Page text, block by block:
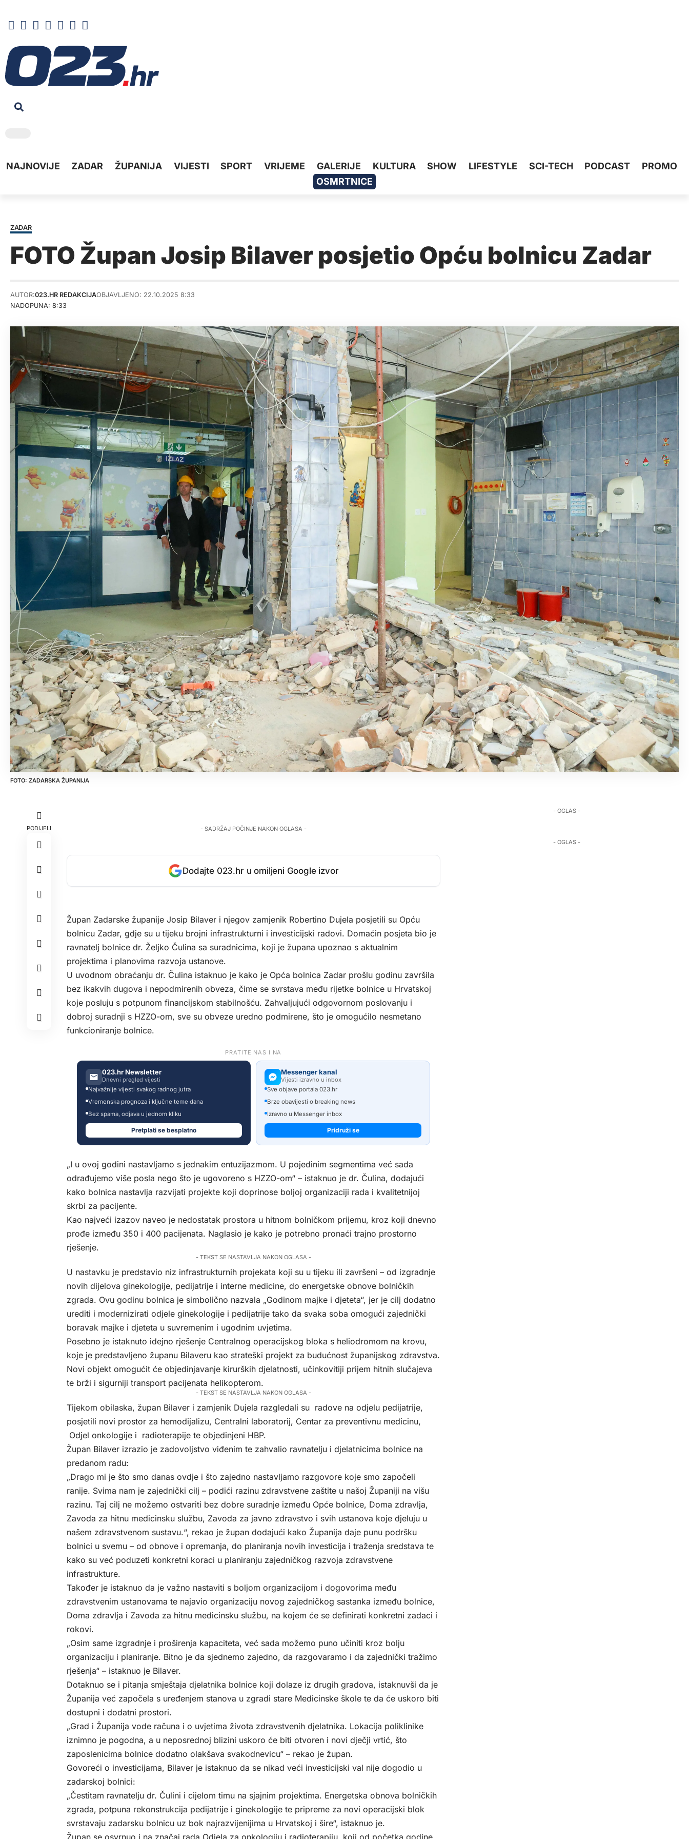
NAJNOVIJE ZADAR ŽUPANIJA VIJESTI SPORT VRIJEME GALERIJE KULTURA SHOW LIFESTYLE SCI-TECH PODCAST
PROMO
OSMRTNICE
ZADAR
FOTO Župan Josip Bilaver posjetio Opću bolnicu Zadar
NADOPUNA: 8:33
AUTOR:023.HR REDAKCIJAOBJAVLJENO: 22.10.2025 8:33
ZADARSKA ŽUPANIJA
PODIJELI - SADRŽAJ POČINJE NAKON OGLASA -
Dodajte 023.hr u omiljeni Google izvor
Župan Zadarske županije Josip Bilaver i njegov zamjenik Robertino Dujela posjetili su Opću
bolnicu Zadar, gdje su u tijeku brojni infrastrukturni i investicijski radovi. Domaćin posjeta bio je
ravnatelj bolnice dr. Željko Čulina sa suradnicima, koji je župana upoznao s aktualnim
projektima i planovima razvoja ustanove.
U uvodnom obraćanju dr. Čulina istaknuo je kako je Opća bolnica Zadar prošlu godinu završila
bez ikakvih dugova i nepodmirenih obveza, čime se svrstava među rijetke bolnice u Hrvatskoj
koje posluju s potpunom financijskom stabilnošću. Zahvaljujući odgovornom poslovanju i
dobroj suradnji s HZZO-om, sve su obveze uredno podmirene, što je omogućilo nesmetano
funkcioniranje bolnice.
PRATITE NAS I NA
023.hr Newsletter
Dnevni pregled vijesti
Najvažnije vijesti svakog radnog jutra
Vremenska prognoza i ključne teme dana
Bez spama, odjava u jednom kliku
Pretplati se besplatno
Messenger kanal
Vijesti izravno u inbox
Sve objave portala 023.hr
Brze obavijesti o breaking news
Izravno u Messenger inbox
Pridruži se
„I u ovoj godini nastavljamo s jednakim entuzijazmom. U pojedinim segmentima već sada
odrađujemo više posla nego što je ugovoreno s HZZO-om“ – istaknuo je dr. Čulina, dodajući
kako bolnica nastavlja razvijati projekte koji doprinose boljoj organizaciji rada i kvalitetnijoj
skrbi za pacijente.
Kao najveći izazov naveo je nedostatak prostora u hitnom bolničkom prijemu, kroz koji dnevno
prođe između 350 i 400 pacijenata. Naglasio je kako je potrebno pronaći trajno prostorno
rješenje.
- TEKST SE NASTAVLJA NAKON OGLASA -
U nastavku je predstavio niz infrastrukturnih projekata koji su u tijeku ili završeni – od izgradnje
novih dijelova ginekologije, pedijatrije i interne medicine, do energetske obnove bolničkih
zgrada. Ovu godinu bolnica je simbolično nazvala „Godinom majke i djeteta“, jer je cilj dodatno
urediti i modernizirati odjele ginekologije i pedijatrije tako da svaka soba omogući zajednički
boravak majke i djeteta u suvremenim i ugodnim uvjetima.
Posebno je istaknuto idejno rješenje Centralnog operacijskog bloka s heliodromom na krovu,
koje je predstavljeno županu Bilaveru kao strateški projekt za budućnost županijskog zdravstva.
Novi objekt omogućit će objedinjavanje kirurških djelatnosti, učinkovitiji prijem hitnih slučajeva
te brži i sigurniji transport pacijenata helikopterom.
- TEKST SE NASTAVLJA NAKON OGLASA -
Tijekom obilaska, župan Bilaver i zamjenik Dujela razgledali su radove na odjelu pedijatrije,
posjetili novi prostor za hemodijalizu, Centralni laboratorij, Centar za preventivnu medicinu,
Odjel onkologije i radioterapije te objedinjeni HBP.
Župan Bilaver izrazio je zadovoljstvo viđenim te zahvalio ravnatelju i djelatnicima bolnice na
predanom radu:
„Drago mi je što smo danas ovdje i što zajedno nastavljamo razgovore koje smo započeli
ranije. Svima nam je zajednički cilj – podići razinu zdravstvene zaštite u našoj Županiji na višu
razinu. Taj cilj ne možemo ostvariti bez dobre suradnje između Opće bolnice, Doma zdravlja,
Zavoda za hitnu medicinsku službu, Zavoda za javno zdravstvo i svih ustanova koje djeluju u
našem zdravstvenom sustavu.“, rekao je župan dodajući kako Županija daje punu podršku
bolnici u svemu – od obnove i opremanja, do planiranja novih investicija i traženja sredstava te
kako su već poduzeti konkretni koraci u planiranju zajedničkog razvoja zdravstvene
infrastrukture.
Također je istaknuo da je važno nastaviti s boljom organizacijom i dogovorima među
zdravstvenim ustanovama te najavio organizaciju novog zajedničkog sastanka između bolnice,
Doma zdravlja i Zavoda za hitnu medicinsku službu, na kojem će se definirati konkretni zadaci i
rokovi.
„Osim same izgradnje i proširenja kapaciteta, već sada možemo puno učiniti kroz bolju
organizaciju i planiranje. Bitno je da sjednemo zajedno, da razgovaramo i da zajednički tražimo
rješenja“ – istaknuo je Bilaver.
Dotaknuo se i pitanja smještaja djelatnika bolnice koji dolaze iz drugih gradova, istaknuvši da je
Županija već započela s uređenjem stanova u zgradi stare Medicinske škole te da će uskoro biti
dostupni i dodatni prostori.
„Grad i Županija vode računa i o uvjetima života zdravstvenih djelatnika. Lokacija poliklinike
iznimno je pogodna, a u neposrednoj blizini uskoro će biti otvoren i novi dječji vrtić, što
zaposlenicima bolnice dodatno olakšava svakodnevicu“ – rekao je župan.
Govoreći o investicijama, Bilaver je istaknuo da se nikad veći investicijski val nije dogodio u
zadarskoj bolnici:
„Čestitam ravnatelju dr. Čulini i cijelom timu na sjajnim projektima. Energetska obnova bolničkih
zgrada, potpuna rekonstrukcija pedijatrije i ginekologije te pripreme za novi operacijski blok
svrstavaju zadarsku bolnicu uz bok najrazvijenijima u Hrvatskoj i šire“, istaknuo je.
- OGLAS -
- OGLAS -